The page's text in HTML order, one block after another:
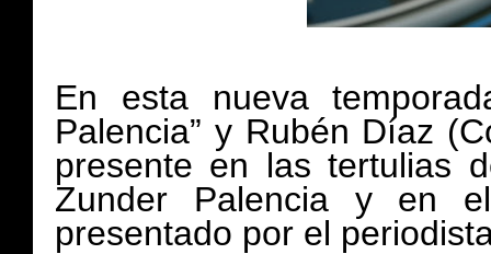
En esta nueva
Palencia” y Rubén Díaz
presente en las tertulias
Zunder Palencia y en
presentado por el